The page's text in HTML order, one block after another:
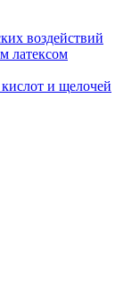
воздействий
латексом
и щелочей